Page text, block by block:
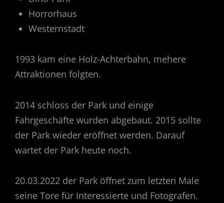
Horrorhaus
Westernstadt
1993 kam eine Holz-Achterbahn, mehere
Attraktionen folgten.
2014 schloss der Park und einige
Fahrgeschäfte wurden abgebaut. 2015 sollte
der Park wieder eröffnet werden. Darauf
wartet der Park heute noch.
20.03.2022 der Park öffnet zum letzten Male
seine Tore für Interessierte und Fotografen.